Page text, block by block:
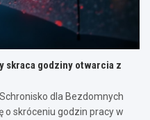
skraca godziny otwarcia z
dla Bezdomnych
o skróceniu godzin pracy w